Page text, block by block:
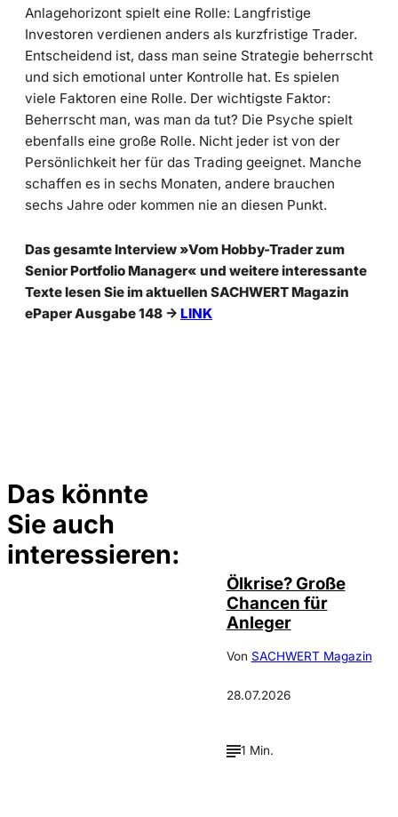
Anlagehorizont spielt eine Rolle: Langfristige
Investoren verdienen anders als kurzfristige Trader.
Entscheidend ist, dass man seine Strategie beherrscht
und sich emotional unter Kontrolle hat. Es spielen
viele Faktoren eine Rolle. Der wichtigste Faktor:
Beherrscht man, was man da tut? Die Psyche spielt
ebenfalls eine große Rolle. Nicht jeder ist von der
Persönlichkeit her für das Trading geeignet. Manche
schaffen es in sechs Monaten, andere brauchen
sechs Jahre oder kommen nie an diesen Punkt.
Das gesamte Interview »Vom Hobby-Trader zum
Senior Portfolio Manager« und weitere interessante
Texte lesen Sie im aktuellen SACHWERT Magazin
ePaper Ausgabe 148 -> LINK
Das könnte
Sie auch
interessieren:
Ölkrise? Große
Chancen für
Anleger
Von SACHWERT Magazin
28.07.2026
1 Min.